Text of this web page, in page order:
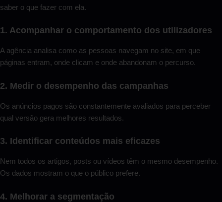
saber o que fazer com ela.
1. Acompanhar o comportamento dos utilizadores
A agência analisa como as pessoas navegam no site, em que
páginas entram, onde clicam e onde abandonam o percurso.
2. Medir o desempenho das campanhas
Os anúncios pagos são constantemente avaliados para perceber
qual versão gera melhores resultados.
3. Identificar conteúdos mais eficazes
Nem todos os artigos, posts ou vídeos têm o mesmo desempenho.
Os dados mostram o que o público prefere.
4. Melhorar a segmentação